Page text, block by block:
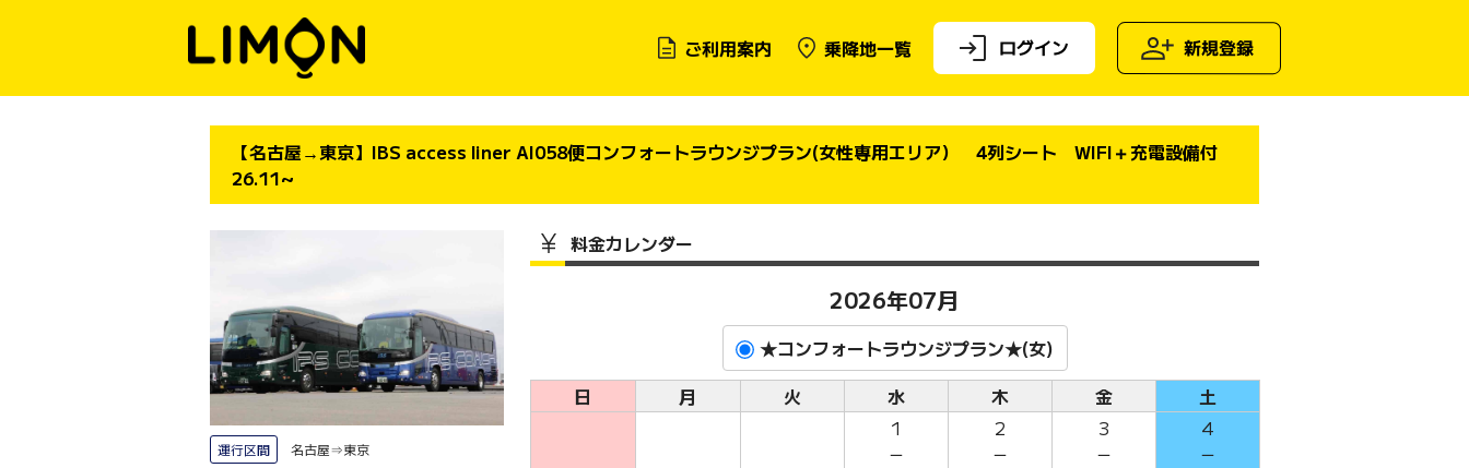
ご利用案内 乗降地一覧 ログイン 新規登録
【名古屋→東京】IBS access liner AI058便コンフォートラウンジプラン(女性専用エリア） 4列シート WIFI＋充電設備付
26.11~
運行区間 名古屋⇒東京
料金カレンダー
2026年07月
★コンフォートラウンジプラン★(女)
日
月 火 水 木 金
土
1
－
2
－
3
－
4
－